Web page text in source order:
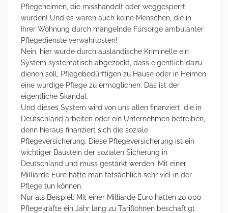
Pflegeheimen, die misshandelt oder weggesperrt
wurden! Und es waren auch keine Menschen, die in
Ihrer Wohnung durch mangelnde Fürsorge ambulanter
Pflegedienste verwahrlosten!
Nein, hier wurde durch ausländische Kriminelle ein
System systematisch abgezockt, dass eigentlich dazu
dienen soll, Pflegebedürftigen zu Hause oder in Heimen
eine würdige Pflege zu ermöglichen. Das ist der
eigentliche Skandal.
Und dieses System wird von uns allen finanziert, die in
Deutschland arbeiten oder ein Unternehmen betreiben,
denn hieraus finanziert sich die soziale
Pflegeversicherung. Diese Pflegeversicherung ist ein
wichtiger Baustein der sozialen Sicherung in
Deutschland und muss gestärkt werden. Mit einer
Milliarde Eure hätte man tatsächlich sehr viel in der
Pflege tun können.
Nur als Beispiel: Mit einer Milliarde Euro hätten 20.000
Pflegekräfte ein Jahr lang zu Tariflöhnen beschäftigt